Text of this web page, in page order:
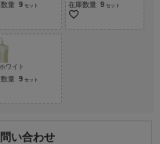
量 9 在庫数量 9
ワイト
量 9
い合わせ